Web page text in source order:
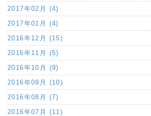
2017年02月 (4)
2017年01月 (4)
2016年12月 (15)
2016年11月 (5)
2016年10月 (9)
2016年09月 (10)
2016年08月 (7)
2016年07月 (11)